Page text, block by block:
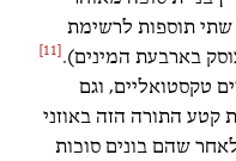
תוספות לרשימת
בארבעת המינים). [11]
טקסטואליים, וגם
קטע התורה הזה באוזני
שהם בונים סוכות